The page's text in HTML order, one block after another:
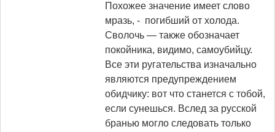
Похожее значение имеет слово
мразь, - погибший от холода.
Сволочь — также обозначает
покойника, видимо, самоубийцу.
Все эти ругательства изначально
являются предупреждением
обидчику: вот что станется с тобой,
если сунешься. Вслед за русской
бранью могло следовать только